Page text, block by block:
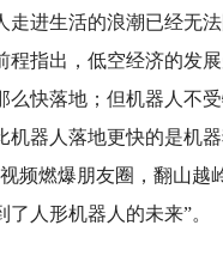
走进生活的浪潮已经无
程指出，低空经济的发
么快落地；但机器人不
机器人落地更快的是机
频燃爆朋友圈，翻山越
了人形机器人的未来”。